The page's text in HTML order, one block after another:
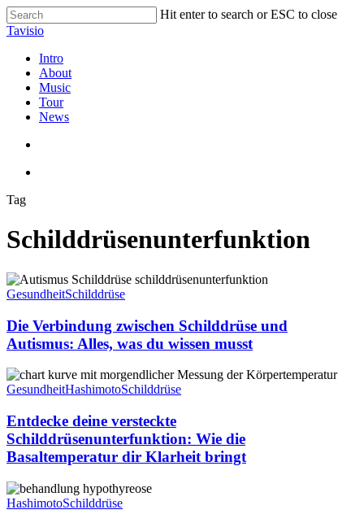
Skip
to
content
Hit enter to search or ESC to close
Close
Tavisio
search
Menu
Intro
About
Music
Tour
News
Tag
Schilddrüsenunterfunktion
Die
Verbindung
Schilddrüse
und
Autismus:
Alles,
was
du
musst
GesundheitSchilddrüse
Die Verbindung zwischen Schilddrüse und
Autismus: Alles, was du wissen musst
Entdecke
deine
Schilddrüsenunterfunktion:
Wie
die
Basaltemperatur
Klarheit
bringt
GesundheitHashimotoSchilddrüse
Entdecke deine versteckte
Schilddrüsenunterfunktion: Wie die
Basaltemperatur dir Klarheit bringt
Effektive
Wege
HashimotoSchilddrüse